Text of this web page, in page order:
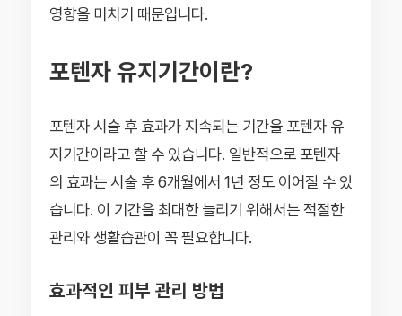
영향을 미치기 때문입니다.
포텐자 유지기간이란?
포텐자 시술 후 효과가 지속되는 기간을 포텐자 유
지기간이라고 할 수 있습니다. 일반적으로 포텐자
의 효과는 시술 후 6개월에서 1년 정도 이어질 수 있
습니다. 이 기간을 최대한 늘리기 위해서는 적절한
관리와 생활습관이 꼭 필요합니다.
효과적인 피부 관리 방법